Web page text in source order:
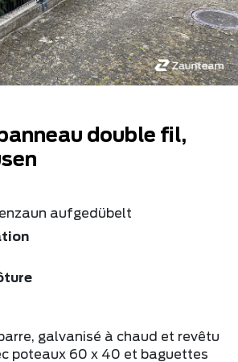
double fil,
aufgedübelt
galvanisé à chaud et revêtu
poteaux 60 x 40 et baguettes